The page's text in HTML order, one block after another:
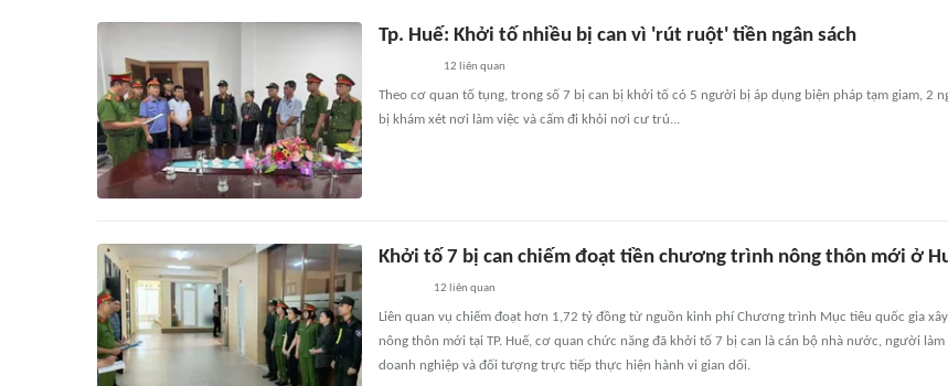
Tp. Huế: Khởi tố nhiều bị can vì 'rút ruột' tiền ngân sách
12 liên quan
Theo cơ quan tố tụng, trong số 7 bị can bị khởi tố có 5 người bị áp dụng biện pháp tạm giam, 2
bị khám xét nơi làm việc và cấm đi khỏi nơi cư trú...
Khởi tố 7 bị can chiếm đoạt tiền chương trình nông thôn mới ở
12 liên quan
Liên quan vụ chiếm đoạt hơn 1,72 tỷ đồng từ nguồn kinh phí Chương trình Mục tiêu quốc gia
nông thôn mới tại TP. Huế, cơ quan chức năng đã khởi tố 7 bị can là cán bộ nhà nước, người làm
doanh nghiệp và đối tượng trực tiếp thực hiện hành vi gian dối.